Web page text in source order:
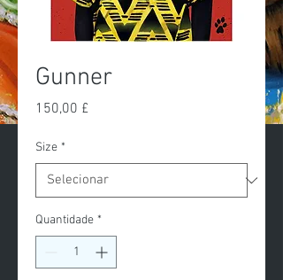
Gunner
150,00 £
Size *
Quantidade *